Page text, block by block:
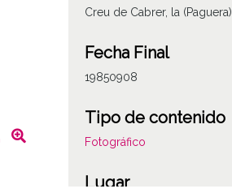
Creu de Cabrer, la (Paguera)
Fecha Final
19850908
Tipo de contenido
Fotográfico
Lugar